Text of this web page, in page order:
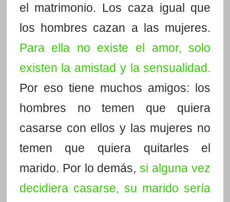
el matrimonio. Los caza igual que
los hombres cazan a las mujeres.
Para ella no existe el amor, solo
existen la amistad y la sensualidad.
Por eso tiene muchos amigos: los
hombres no temen que quiera
casarse con ellos y las mujeres no
temen que quiera quitarles el
marido. Por lo demás,si alguna vez
decidiera casarse, su marido sería